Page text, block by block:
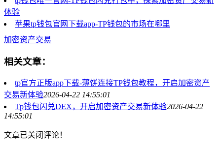
体验
苹果tp钱包官网下载app-TP钱包的市场在哪里
加密资产交易
相关文章：
tp官方正版app下载-薄饼连接TP钱包教程，开启加密资产
交易新体验2026-04-22 14:55:01
Tp钱包闪兑DEX，开启加密资产交易新体验2026-04-22
14:55:01
文章已关闭评论！